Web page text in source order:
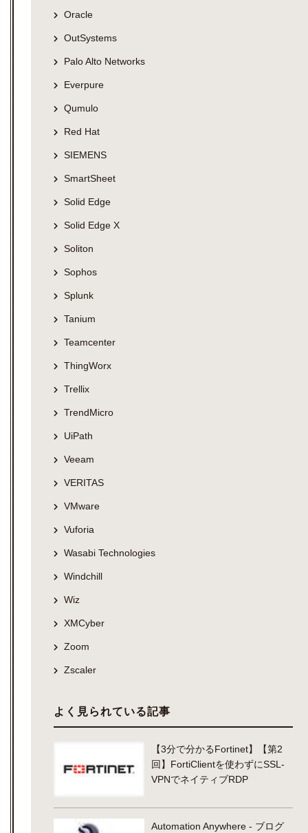
Oracle
OutSystems
Palo Alto Networks
Everpure
Qumulo
Red Hat
SIEMENS
SmartSheet
Solid Edge
Solid Edge X
Soliton
Sophos
Splunk
Tanium
Teamcenter
ThingWorx
Trellix
TrendMicro
UiPath
Veeam
VERITAS
VMware
Vuforia
Wasabi Technologies
Windchill
Wiz
XMCyber
Zoom
Zscaler
よく見られている記事
【3分で分かるFortinet】【第2
回】FortiClientを使わずにSSL-
VPNでネイティブRDP
Automation Anywhere - ブログ